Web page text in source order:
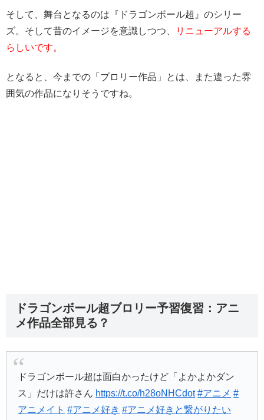
そして、舞台となるのは『ドラゴンボール超』のシリー
ズ。そして昔のイメージを意識しつつ、
リニューアルする
らしいです。
となると、今までの「ブロリー作品」とは、また違った雰
囲気の作品になりそうですね。
ドラゴンボール超ブロリー予習復習：アニ
メ作品全部見る？
ドラゴンボール超は面白かったけど「よかよかダン
ス」だけは許さん https://t.co/h28oNHCdot #アニメ #
アニメイト #アニメ好き #アニメ好きと繋がりたい